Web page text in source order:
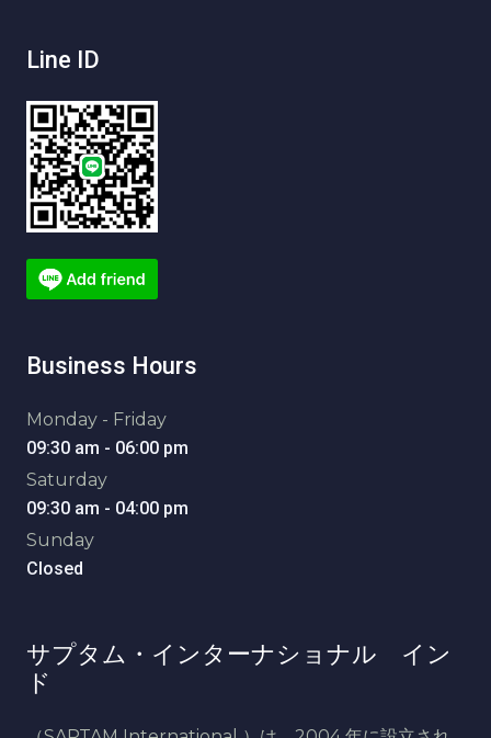
Line ID
Business Hours
Monday - Friday
09:30 am - 06:00 pm
Saturday
09:30 am - 04:00 pm
Sunday
Closed
サプタム・インターナショナル イン
ド